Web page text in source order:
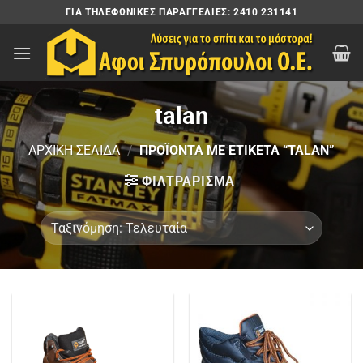
περιεχόμενο
ΓΙΑ ΤΗΛΕΦΩΝΙΚΈΣ ΠΑΡΑΓΓΕΛΊΕΣ: 2410 231141
talan
ΑΡΧΙΚΉ ΣΕΛΊΔΑ / ΠΡΟΪΌΝΤΑ ΜΕ ΕΤΙΚΈΤΑ “TALAN”
ΦΙΛΤΡΆΡΙΣΜΑ